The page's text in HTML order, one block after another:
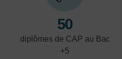
50
diplômes de CAP au Bac
+5